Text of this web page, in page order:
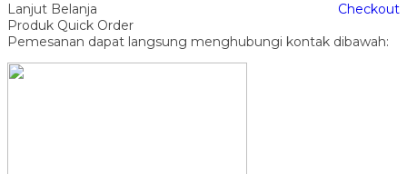
Lanjut Belanja
Checkout
Produk Quick Order
Pemesanan dapat langsung menghubungi kontak dibawah: